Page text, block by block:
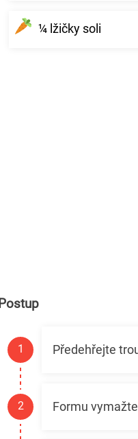
¼ lžičky soli
Postup
Předehřejte
Formu